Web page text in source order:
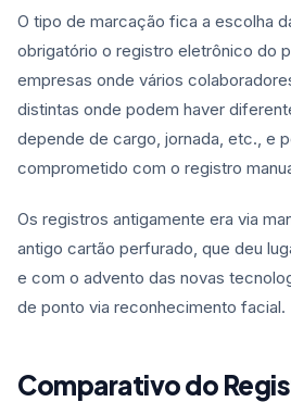
O tipo de marcação fica a escolha
obrigatório o registro eletrônico do
empresas onde vários
distintas onde podem haver
depende de cargo, jornada, etc., e
comprometido com o registro
Os registros antigamente era via
antigo cartão perfurado, que deu
e com o advento das novas
de ponto via reconhecimento facial.
Comparativo do